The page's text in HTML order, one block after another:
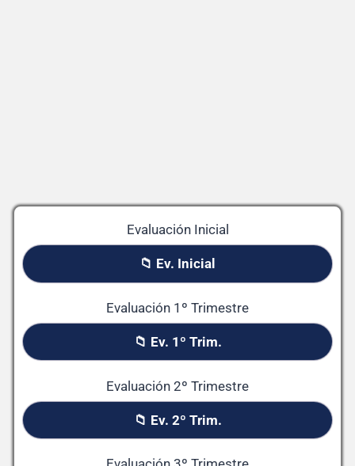
Evaluación Inicial
📁 Ev. Inicial
Evaluación 1º Trimestre
📁 Ev. 1º Trim.
Evaluación 2º Trimestre
📁 Ev. 2º Trim.